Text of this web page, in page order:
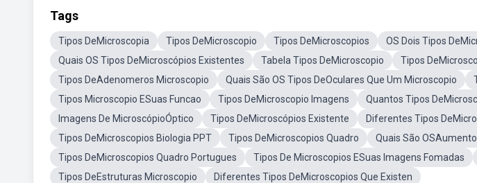
Tags
Tipos DeMicroscopia Tipos DeMicroscopio Tipos DeMicroscopios
OS Dois Tipos
Quais OS Tipos DeMicroscópios Existentes
Tabela Tipos DeMicroscopio
Tipos
Tipos DeAdenomeros Microscopio
Quais São OS Tipos DeOculares Que Um Microscopio
Tipos Microscopio ESuas Funcao
Tipos DeMicroscopio Imagens
Quantos Tipos
Imagens De MicroscópioÓptico
Tipos DeMicroscópios Existente
Diferentes Tipos
Tipos DeMicroscopios Biologia PPT
Tipos DeMicroscopios Quadro
Quais São
Tipos DeMicroscopios Quadro Portugues
Tipos De Microscopios ESuas Imagens Fomadas
Tipos DeEstruturas Microscopio
Diferentes Tipos DeMicroscopios Que Existen